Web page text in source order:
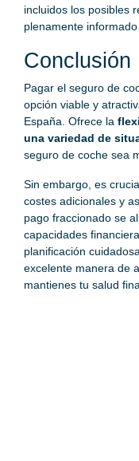
incluidos los posibles
plenamente
Conclusión
Pagar el seguro de
opción viable y
España. Ofrece la
una variedad de
seguro de coche sea
Sin embargo, es
costes adicionales y
pago fraccionado se
capacidades
planificación
excelente manera de
mantienes tu salud